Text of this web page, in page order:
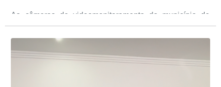
As câmeras de videomonitoramento do município de
Presidente Kennedy identificaram neste fim de semana,
01 de junho, uma motocicleta com indícios de
adulteração, imediatamente, a central de
videomonitoramento acionou a Guarda Civil Municipal,
Durante a abordagem a adulteração foi comprovada,
através da conferência do Chassi, a motocicleta, bem